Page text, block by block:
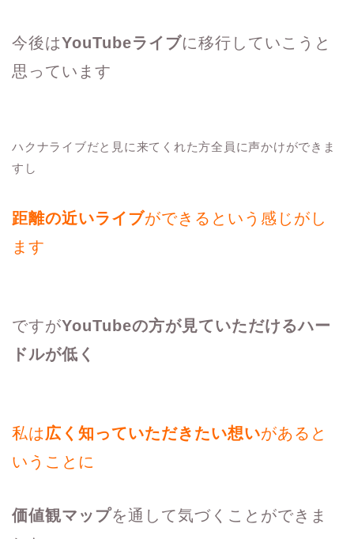
今後はYouTubeライブに移行していこうと
思っています
ハクナライブだと見に来てくれた方全員に声かけができま
すし
距離の近いライブができるという感じがし
ます
ですがYouTubeの方が見ていただけるハー
ドルが低く
私は 広く知っていただきたい想いがあると
いうことに
価値観マップを通して気づくことができま